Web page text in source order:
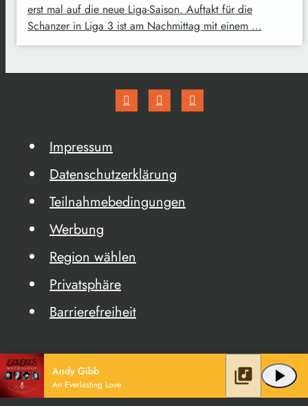
erst mal auf die neue Liga-Saison. Auftakt für die
Schanzer in Liga 3 ist am Nachmittag mit einem …
Impressum
Datenschutzerklärung
Teilnahmebedingungen
Werbung
Region wählen
Privatsphäre
Barrierefreiheit
Andy Gibb
An Everlasting Love play_arrow
library_music